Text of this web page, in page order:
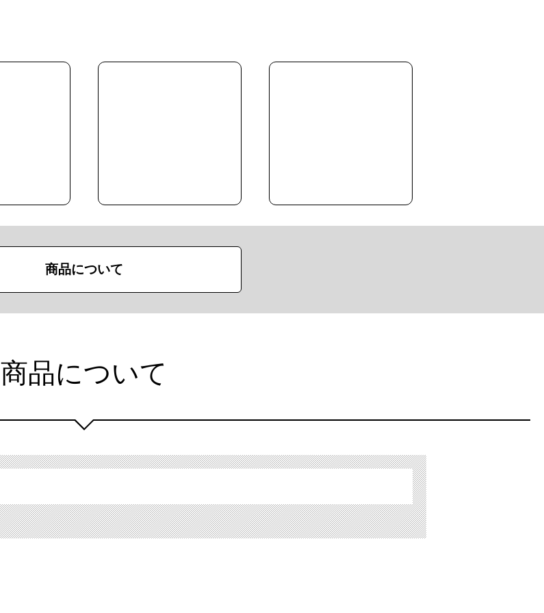
商品について
商品について